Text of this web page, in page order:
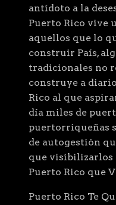
antídoto a la
Puerto Rico vive
aquellos que lo
construir País,
tradicionales no
construye a
Rico al que
día miles de
puertorriqueñas
de autogestión
que visibilizarlos
Puerto Rico que
Puerto Rico Te